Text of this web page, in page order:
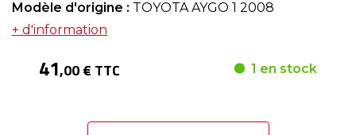
Modèle d'origine : TOYOTA AYGO 1 2008
+ d'information
41,00 € TTC 1 en stock